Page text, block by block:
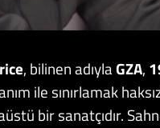
, bilinen adıylaGZA,
ile sınırlamak
bir sanatçıdır.